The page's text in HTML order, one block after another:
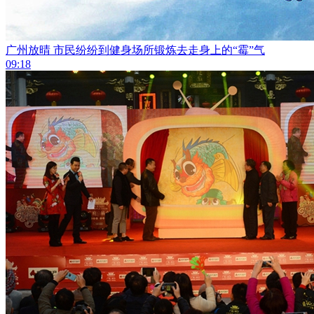
广州放晴 市民纷纷到健身场所锻炼去走身上的“霉”气
09:18